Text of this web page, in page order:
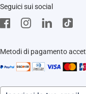
Stores
Informazioni legali
Assistenza Motori
EZVIZ Green
EZVIZ CSR
Eventi
Seguici sui social
Metodi di pagamento